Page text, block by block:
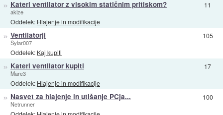
» Kateri ventilator z visokim statičnim pritiskom?
akize
Oddelek: Hlajenje in modifikacije
11
» Ventilatorji
Sylar007
Oddelek: Kaj kupiti
105
» Kateri ventilator kupiti
Mare3
Oddelek: Hlajenje in modifikacije
17
» Nasvet za hlajenje in utišanje PCja...
Netrunner
100